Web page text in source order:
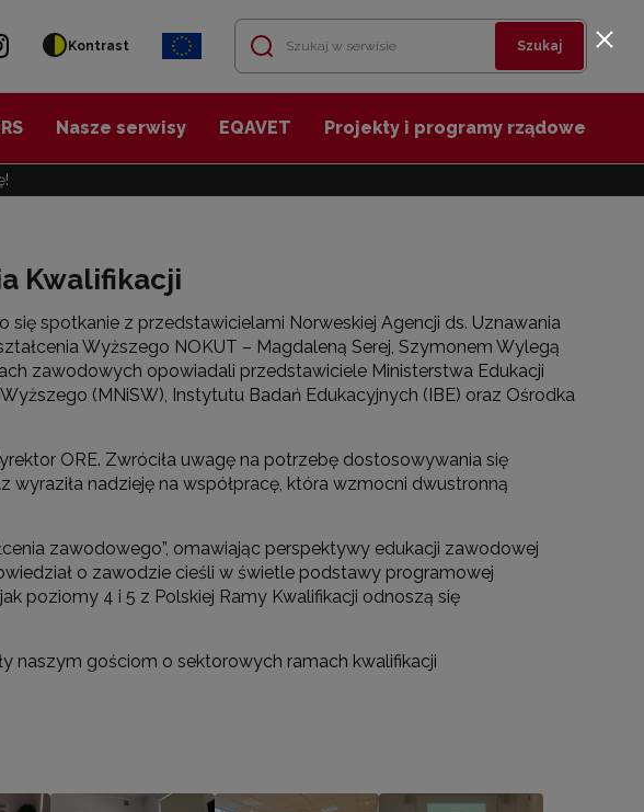
Kontrast Szukaj
Nasze serwisy EQAVET Projekty i programy rządowe
Kwalifikacji
się spotkanie z przedstawicielami Norweskiej Agencji ds. Uznawania
Wyższego NOKUT – Magdaleną Serej, Szymonem Wylegą
zawodowych opowiadali przedstawiciele Ministerstwa Edukacji
(MNiSW), Instytutu Badań Edukacyjnych (IBE) oraz Ośrodka
ORE. Zwróciła uwagę na potrzebę dostosowywania się
wyraziła nadzieję na współpracę, która wzmocni dwustronną
zawodowego”, omawiając perspektywy edukacji zawodowej
o zawodzie cieśli w świetle podstawy programowej
poziomy 4 i 5 z Polskiej Ramy Kwalifikacji odnoszą się
naszym gościom o sektorowych ramach kwalifikacji